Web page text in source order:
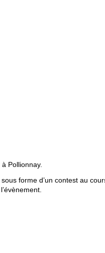
Pollionnay.
sous forme d’un contest au